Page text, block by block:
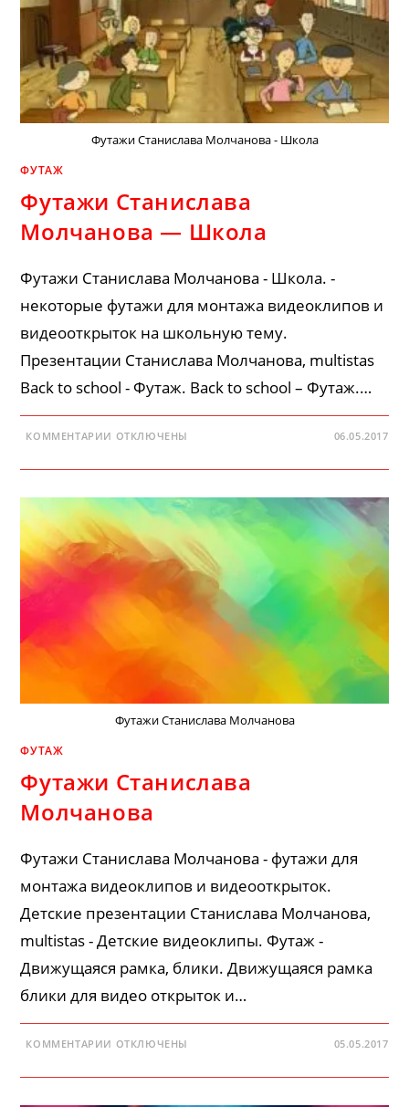
Футажи Станислава Молчанова - Школа
ФУТАЖ
Футажи Станислава
Молчанова — Школа
Футажи Станислава Молчанова - Школа. -
некоторые футажи для монтажа видеоклипов и
видеооткрыток на школьную тему.
Презентации Станислава Молчанова, multistas
Back to school - Футаж. Back to school – Футаж.…
КОММЕНТАРИИ К
СТАНИСЛАВА
—
ШКОЛА
ОТКЛЮЧЕНЫ 06.05.2017
Футажи Станислава Молчанова
ФУТАЖ
Футажи Станислава
Молчанова
Футажи Станислава Молчанова - футажи для
монтажа видеоклипов и видеооткрыток.
Детские презентации Станислава Молчанова,
multistas - Детские видеоклипы. Футаж -
Движущаяся рамка, блики. Движущаяся рамка
блики для видео открыток и…
КОММЕНТАРИИ К
СТАНИСЛАВА
ОТКЛЮЧЕНЫ 05.05.2017